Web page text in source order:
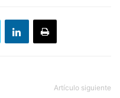
Artículo siguiente